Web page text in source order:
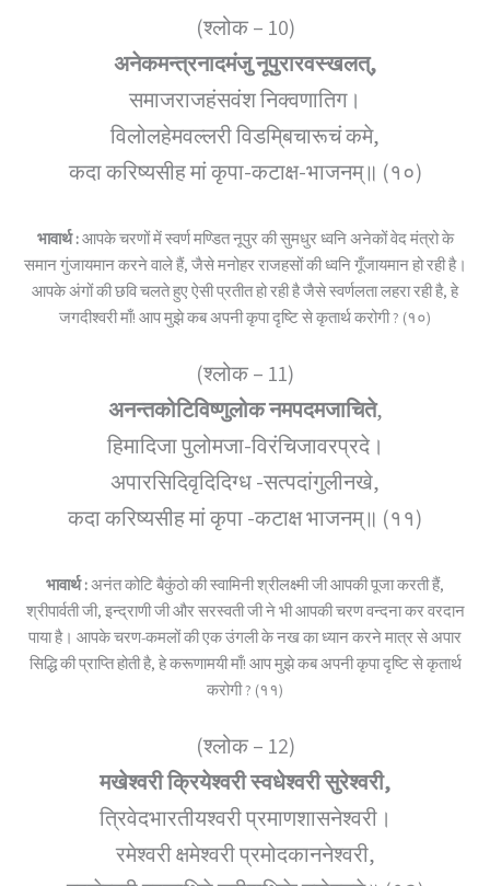
(श्लोक – 10)
अनेकमन्त्रनादमंजु नूपुरारवस्खलत्,
समाजराजहंसवंश निक्वणातिग।
विलोलहेमवल्लरी विडमि्बचारूचं कमे,
कदा करिष्यसीह मां कृपा-कटाक्ष-भाजनम्॥ (१०)
भावार्थ :आपके चरणों में स्वर्ण मण्डित नूपुर की सुमधुर ध्वनि अनेकों वेद मंत्रो के
समान गुंजायमान करने वाले हैं, जैसे मनोहर राजहसों की ध्वनि गूँजायमान हो रही है।
आपके अंगों की छवि चलते हुए ऐसी प्रतीत हो रही है जैसे स्वर्णलता लहरा रही है, हे
जगदीश्वरी माँ! आप मुझे कब अपनी कृपा दृष्टि से कृतार्थ करोगी ? (१०)
(श्लोक – 11)
अनन्तकोटिविष्णुलोक नमपदमजाचिते,
हिमादिजा पुलोमजा-विरंचिजावरप्रदे।
अपारसिदिवृदिदिग्ध -सत्पदांगुलीनखे,
कदा करिष्यसीह मां कृपा -कटाक्ष भाजनम्॥ (११)
भावार्थ :अनंत कोटि बैकुंठो की स्वामिनी श्रीलक्ष्मी जी आपकी पूजा करती हैं,
श्रीपार्वती जी, इन्द्राणी जी और सरस्वती जी ने भी आपकी चरण वन्दना कर वरदान
पाया है। आपके चरण-कमलों की एक उंगली के नख का ध्यान करने मात्र से अपार
सिद्धि की प्राप्ति होती है, हे करूणामयी माँ! आप मुझे कब अपनी कृपा दृष्टि से कृतार्थ
करोगी ? (११)
(श्लोक – 12)
मखेश्वरी क्रियेश्वरी स्वधेश्वरी सुरेश्वरी,
त्रिवेदभारतीयश्वरी प्रमाणशासनेश्वरी।
रमेश्वरी क्षमेश्वरी प्रमोदकाननेश्वरी,